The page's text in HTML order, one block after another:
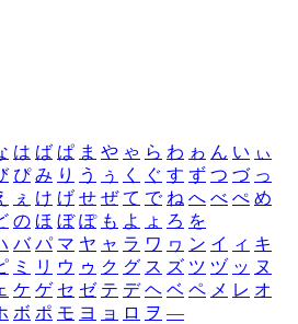
は ば ぱ ま や ゃ ら わ ゎ ん い ぃ
ぴ み り う ぅ く ぐ す ず つ づ っ
ぇ け げ せ ぜ て で ね へ べ ぺ め
の ほ ぼ ぽ も よ ょ ろ を
バ パ マ ヤ ャ ラ ワ ヮ ン イ ィ キ
ミ リ ウ ゥ ク グ ス ズ ツ ヅ ッ ヌ
ケ ゲ セ ゼ テ デ ヘ ベ ペ メ レ オ
ボ ポ モ ヨ ョ ロ ヲ ―